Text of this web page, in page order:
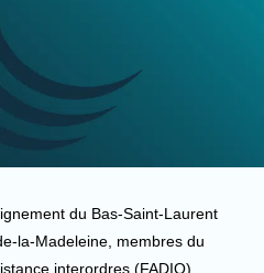
du Bas-Saint-Laurent
la-Madeleine, membres du
interordres (FADIO)